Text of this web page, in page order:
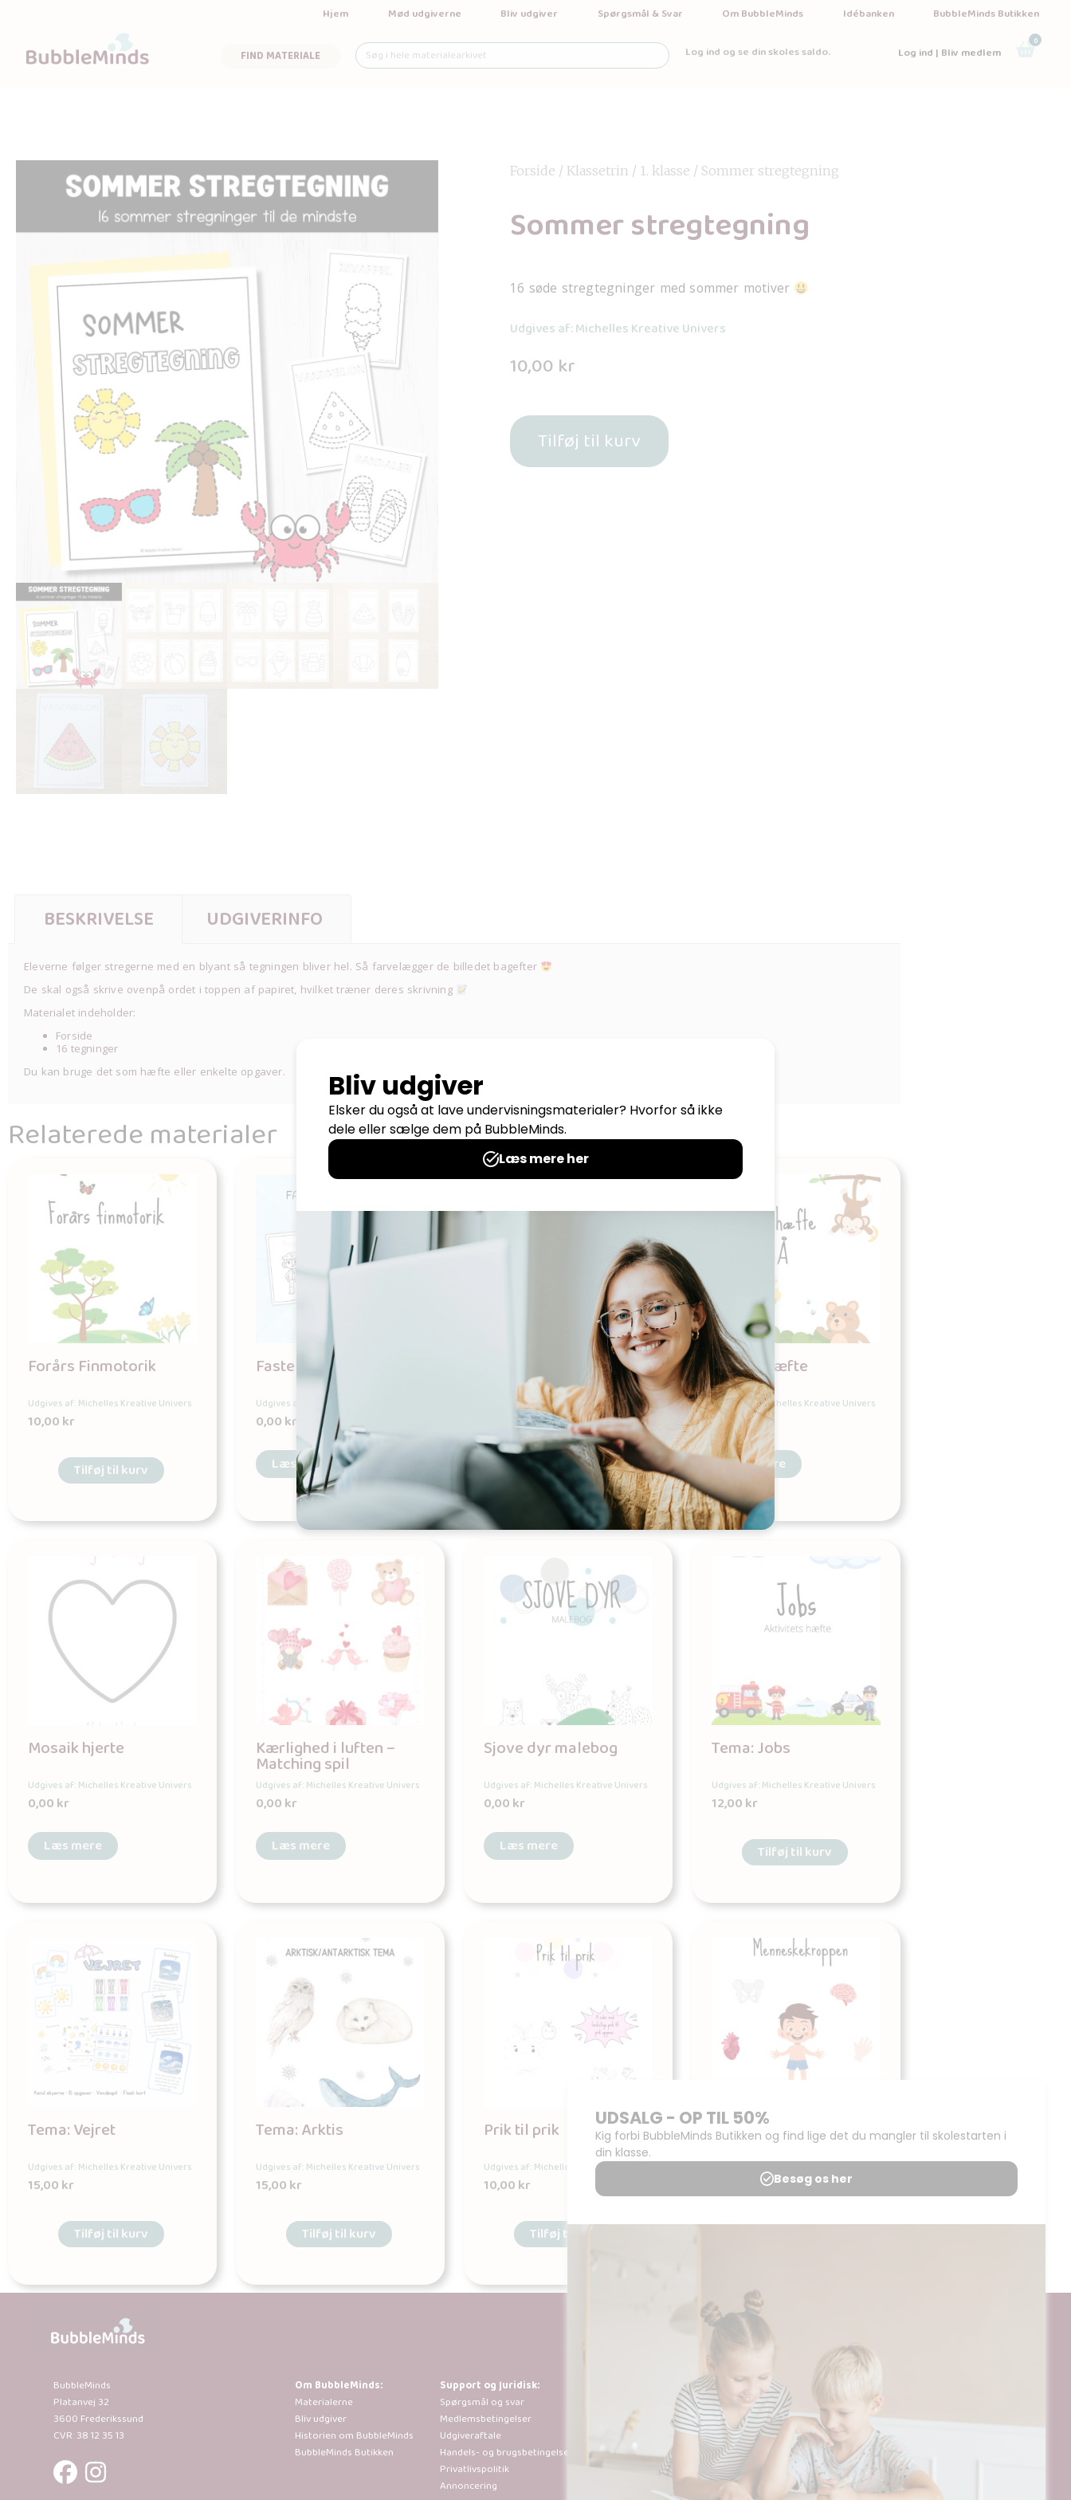
Hjem Mød udgiverne Bliv udgiver Spørgsmål & Svar Om BubbleMinds Idébanken BubbleMinds Butikken
FIND MATERIALE Log ind og se din skoles saldo. Log ind | Bliv medlem
0
Forside / Klassetrin / 1. klasse / Sommer stregtegning
Sommer stregtegning
16 søde stregtegninger med sommer motiver
Udgives af: Michelles Kreative Univers
10,00 kr
Tilføj til kurv
BESKRIVELSE UDGIVERINFO
Eleverne følger stregerne med en blyant så tegningen bliver hel. Så farvelægger de billedet bagefter
De skal også skrive ovenpå ordet i toppen af papiret, hvilket træner deres skrivning
Materialet indeholder:
Forside
16 tegninger
Du kan bruge det som hæfte eller enkelte opgaver.
Relaterede materialer
Forårs Finmotorik
Udgives af: Michelles Kreative Univers
10,00kr
Tilføj til kurv
Fastelavn malebog
Udgives af: Michelles Kreative Univers
0,00kr
Læs mere
Udgives af: Michelles Kreative Univers
10,00kr
Tilføj til kurv
Alfabethæfte
Udgives af: Michelles Kreative Univers
0,00kr
Læs mere
Mosaik hjerte
Udgives af: Michelles Kreative Univers
0,00kr
Læs mere
Kærlighed i luften –
Matching spil
Udgives af: Michelles Kreative Univers
0,00kr
Læs mere
Sjove dyr malebog
Udgives af: Michelles Kreative Univers
0,00kr
Læs mere
Tema: Jobs
Udgives af: Michelles Kreative Univers
12,00kr
Tilføj til kurv
Tema: Vejret
Udgives af: Michelles Kreative Univers
15,00kr
Tilføj til kurv
Tema: Arktis
Udgives af: Michelles Kreative Univers
15,00kr
Tilføj til kurv
Prik til prik
Udgives af: Michelles Kreative Univers
10,00kr
Tilføj til kurv
Tema:
Menneskekroppen
BubbleMinds
Platanvej 32
3600 Frederikssund
CVR: 38 12 35 13
Om BubbleMinds:
Materialerne
Bliv udgiver
Historien om BubbleMinds
BubbleMinds Butikken
Support og juridisk:
Spørgsmål og svar
Medlemsbetingelser
Udgiveraftale
Handels- og brugsbetingelser
Privatlivspolitik
Annoncering
Al kopiering, analogt og digitalt, af materialer på BubbleMinds eller dele deraf er
tilladt i henhold til undervisningsinstitutionens aftale med Tekst & Node. Kopiering,
der går ud over begrænsningsreglerne i aftalen med Tekst & Node, kan alene finde
sted efter forudgående aftale med licensgiver.